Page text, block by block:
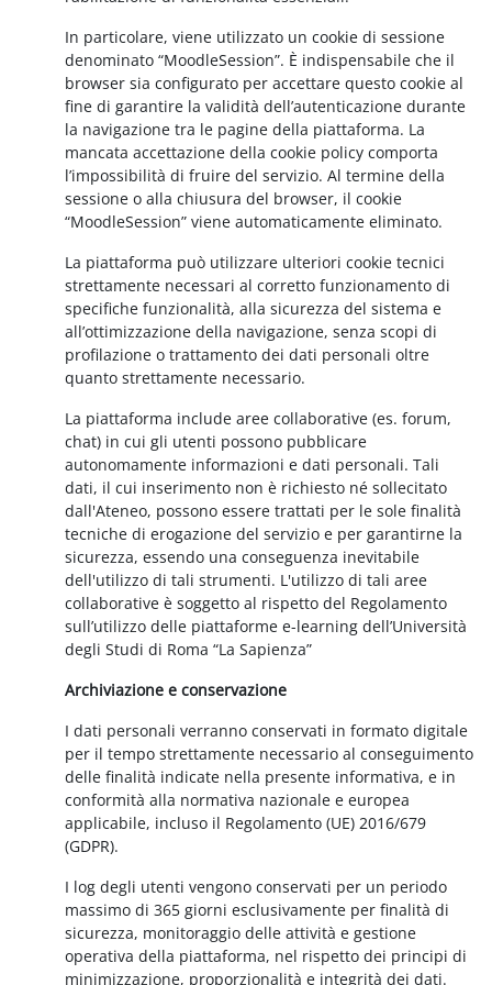
In particolare, viene utilizzato un cookie di sessione
denominato “MoodleSession”. È indispensabile che il
browser sia configurato per accettare questo cookie al
fine di garantire la validità dell’autenticazione durante
la navigazione tra le pagine della piattaforma. La
mancata accettazione della cookie policy comporta
l’impossibilità di fruire del servizio. Al termine della
sessione o alla chiusura del browser, il cookie
“MoodleSession” viene automaticamente eliminato.
La piattaforma può utilizzare ulteriori cookie tecnici
strettamente necessari al corretto funzionamento di
specifiche funzionalità, alla sicurezza del sistema e
all’ottimizzazione della navigazione, senza scopi di
profilazione o trattamento dei dati personali oltre
quanto strettamente necessario.
La piattaforma include aree collaborative (es. forum,
chat) in cui gli utenti possono pubblicare
autonomamente informazioni e dati personali. Tali
dati, il cui inserimento non è richiesto né sollecitato
dall'Ateneo, possono essere trattati per le sole finalità
tecniche di erogazione del servizio e per garantirne la
sicurezza, essendo una conseguenza inevitabile
dell'utilizzo di tali strumenti. L'utilizzo di tali aree
collaborative è soggetto al rispetto del Regolamento
sull’utilizzo delle piattaforme e-learning dell’Università
degli Studi di Roma “La Sapienza”
Archiviazione e conservazione
I dati personali verranno conservati in formato digitale
per il tempo strettamente necessario al conseguimento
delle finalità indicate nella presente informativa, e in
conformità alla normativa nazionale e europea
applicabile, incluso il Regolamento (UE) 2016/679
(GDPR).
I log degli utenti vengono conservati per un periodo
massimo di 365 giorni esclusivamente per finalità di
sicurezza, monitoraggio delle attività e gestione
operativa della piattaforma, nel rispetto dei principi di
minimizzazione, proporzionalità e integrità dei dati.